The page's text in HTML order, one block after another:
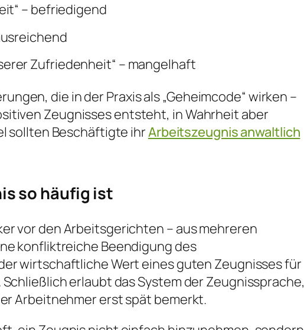
– befriedigend
Zufriedenheit“ – mangelhaft
die in der Praxis als „Geheimcode“ wirken –
Zeugnisses entsteht, in Wahrheit aber
sollten Beschäftigte ihrArbeitszeugnis anwaltlich
so häufig ist
vor den Arbeitsgerichten – aus mehreren
konfliktreiche Beendigung des
wirtschaftliche Wert eines guten Zeugnisses für
erlaubt das System der Zeugnissprache,
Arbeitnehmer erst spät bemerkt.